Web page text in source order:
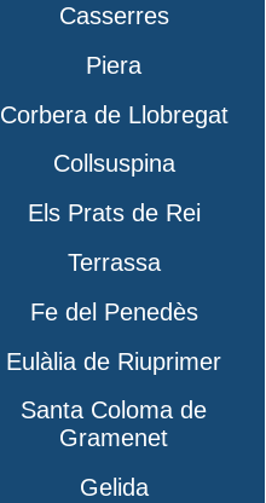
Casserres
Piera
Corbera de Llobregat
Collsuspina
Els Prats de Rei
Terrassa
Fe del Penedès
Eulàlia de Riuprimer
Santa Coloma de
Gramenet
Gelida